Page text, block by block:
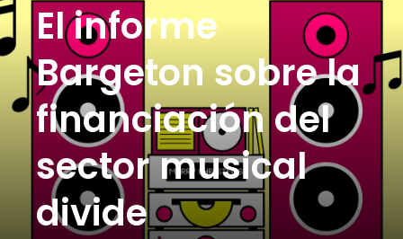
El informe
Bargeton sobre la
financiación del
sector musical
divide